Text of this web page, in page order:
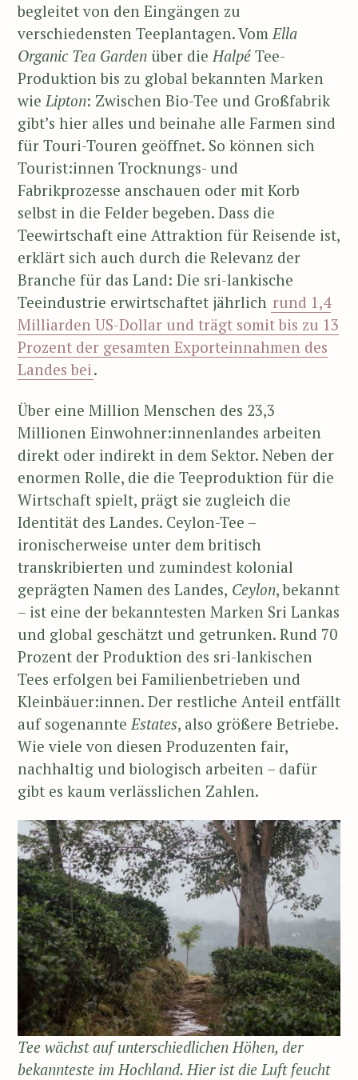
begleitet von den Eingängen zu
verschiedensten Teeplantagen. VomElla
Organic Tea Garden über dieHalpé Tee-
Produktion bis zu global bekannten Marken
wieLipton: Zwischen Bio-Tee und Großfabrik
gibt’s hier alles und beinahe alle Farmen sind
für Touri-Touren geöffnet. So können sich
Tourist:innen Trocknungs- und
Fabrikprozesse anschauen oder mit Korb
selbst in die Felder begeben. Dass die
Teewirtschaft eine Attraktion für Reisende ist,
erklärt sich auch durch die Relevanz der
Branche für das Land: Die sri-lankische
Teeindustrie erwirtschaftet jährlich rund 1,4
Milliarden US-Dollar und trägt somit bis zu 13
Prozent der gesamten Exporteinnahmen des
Landes bei.
Über eine Million Menschen des 23,3
Millionen Einwohner:innenlandes arbeiten
direkt oder indirekt in dem Sektor. Neben der
enormen Rolle, die die Teeproduktion für die
Wirtschaft spielt, prägt sie zugleich die
Identität des Landes. Ceylon-Tee –
ironischerweise unter dem britisch
transkribierten und zumindest kolonial
geprägten Namen des Landes, Ceylon, bekannt
– ist eine der bekanntesten Marken Sri Lankas
und global geschätzt und getrunken. Rund 70
Prozent der Produktion des sri-lankischen
Tees erfolgen bei Familienbetrieben und
Kleinbäuer:innen. Der restliche Anteil entfällt
auf sogenannte Estates, also größere Betriebe.
Wie viele von diesen Produzenten fair,
nachhaltig und biologisch arbeiten – dafür
gibt es kaum verlässlichen Zahlen.
Tee wächst auf unterschiedlichen Höhen, der
bekannteste im Hochland. Hier ist die Luft feucht